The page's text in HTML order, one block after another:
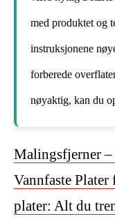
med produktet og
instruksjonene
forberede
nøyaktig, kan du
Malingsfjerner
Vannfaste
plater: Alt du